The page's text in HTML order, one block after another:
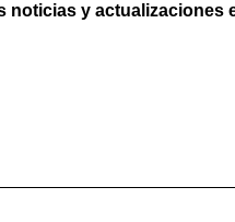
noticias y actualizaciones